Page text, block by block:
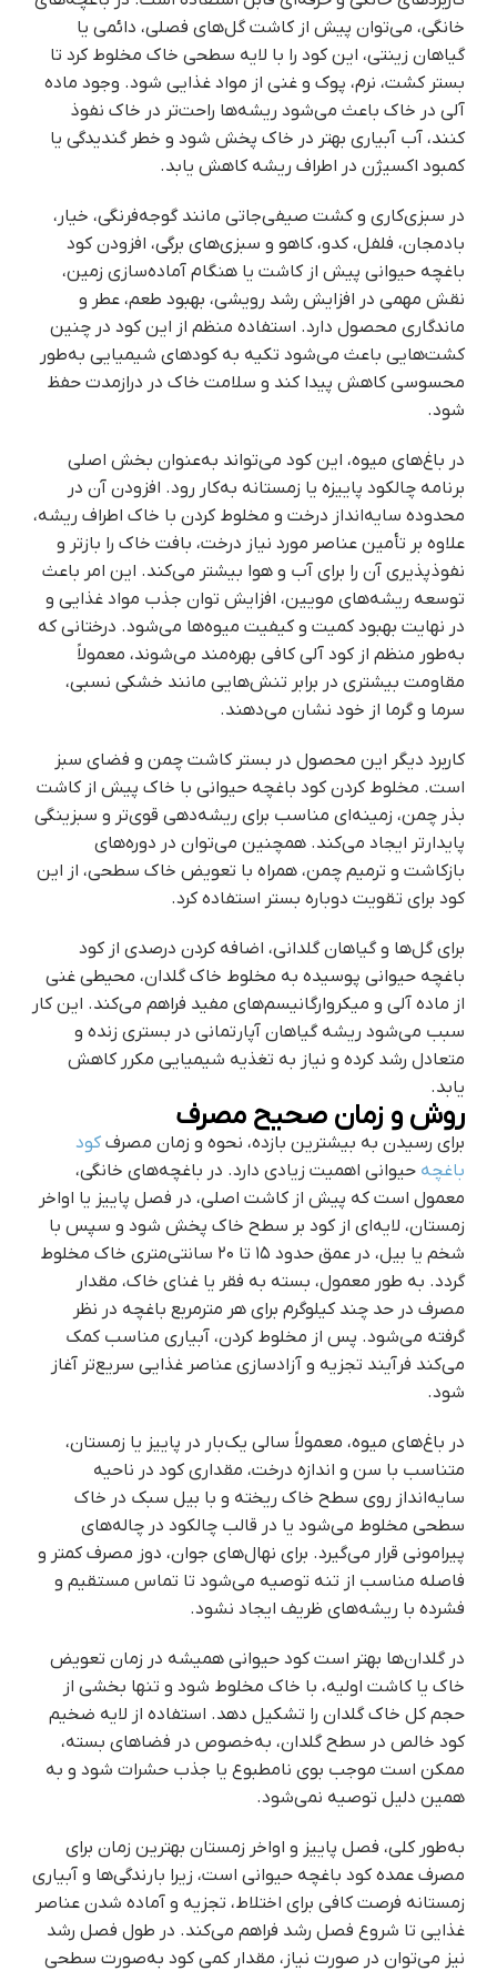
خانگی، می‌توان پیش از کاشت گل‌های فصلی، دائمی یا
گیاهان زینتی، این کود را با لایه سطحی خاک مخلوط کرد تا
بستر کشت، نرم، پوک و غنی از مواد غذایی شود. وجود ماده
آلی در خاک باعث می‌شود ریشه‌ها راحت‌تر در خاک نفوذ
کنند، آب آبیاری بهتر در خاک پخش شود و خطر گندیدگی یا
کمبود اکسیژن در اطراف ریشه کاهش یابد.
در سبزی‌کاری و کشت صیفی‌جاتی مانند گوجه‌فرنگی، خیار،
بادمجان، فلفل، کدو، کاهو و سبزی‌های برگی، افزودن کود
باغچه حیوانی پیش از کاشت یا هنگام آماده‌سازی زمین،
نقش مهمی در افزایش رشد رویشی، بهبود طعم، عطر و
ماندگاری محصول دارد. استفاده منظم از این کود در چنین
کشت‌هایی باعث می‌شود تکیه به کودهای شیمیایی به‌طور
محسوسی کاهش پیدا کند و سلامت خاک در درازمدت حفظ
شود.
در باغ‌های میوه، این کود می‌تواند به‌عنوان بخش اصلی
برنامه چالکود پاییزه یا زمستانه به‌کار رود. افزودن آن در
محدوده سایه‌انداز درخت و مخلوط کردن با خاک اطراف ریشه،
علاوه بر تأمین عناصر مورد نیاز درخت، بافت خاک را بازتر و
نفوذپذیری آن را برای آب و هوا بیشتر می‌کند. این امر باعث
توسعه ریشه‌های مویین، افزایش توان جذب مواد غذایی و
در نهایت بهبود کمیت و کیفیت میوه‌ها می‌شود. درختانی که
به‌طور منظم از کود آلی کافی بهره‌مند می‌شوند، معمولاً
مقاومت بیشتری در برابر تنش‌هایی مانند خشکی نسبی،
سرما و گرما از خود نشان می‌دهند.
کاربرد دیگر این محصول در بستر کاشت چمن و فضای سبز
است. مخلوط کردن کود باغچه حیوانی با خاک پیش از کاشت
بذر چمن، زمینه‌ای مناسب برای ریشه‌دهی قوی‌تر و سبزینگی
پایدارتر ایجاد می‌کند. همچنین می‌توان در دوره‌های
بازکاشت و ترمیم چمن، همراه با تعویض خاک سطحی، از این
کود برای تقویت دوباره بستر استفاده کرد.
برای گل‌ها و گیاهان گلدانی، اضافه کردن درصدی از کود
باغچه حیوانی پوسیده به مخلوط خاک گلدان، محیطی غنی
از ماده آلی و میکروارگانیسم‌های مفید فراهم می‌کند. این کار
سبب می‌شود ریشه گیاهان آپارتمانی در بستری زنده و
متعادل رشد کرده و نیاز به تغذیه شیمیایی مکرر کاهش
یابد.
روش و زمان صحیح مصرف
برای رسیدن به بیشترین بازده، نحوه و زمان مصرف کود
باغچه حیوانی اهمیت زیادی دارد. در باغچه‌های خانگی،
معمول است که پیش از کاشت اصلی، در فصل پاییز یا اواخر
زمستان، لایه‌ای از کود بر سطح خاک پخش شود و سپس با
شخم یا بیل، در عمق حدود ۱۵ تا ۲۰ سانتی‌متری خاک مخلوط
گردد. به طور معمول، بسته به فقر یا غنای خاک، مقدار
مصرف در حد چند کیلوگرم برای هر مترمربع باغچه در نظر
گرفته می‌شود. پس از مخلوط کردن، آبیاری مناسب کمک
می‌کند فرآیند تجزیه و آزادسازی عناصر غذایی سریع‌تر آغاز
شود.
در باغ‌های میوه، معمولاً سالی یک‌بار در پاییز یا زمستان،
متناسب با سن و اندازه درخت، مقداری کود در ناحیه
سایه‌انداز روی سطح خاک ریخته و با بیل سبک در خاک
سطحی مخلوط می‌شود یا در قالب چالکود در چاله‌های
پیرامونی قرار می‌گیرد. برای نهال‌های جوان، دوز مصرف کمتر و
فاصله مناسب از تنه توصیه می‌شود تا تماس مستقیم و
فشرده با ریشه‌های ظریف ایجاد نشود.
در گلدان‌ها بهتر است کود حیوانی همیشه در زمان تعویض
خاک یا کاشت اولیه، با خاک مخلوط شود و تنها بخشی از
حجم کل خاک گلدان را تشکیل دهد. استفاده از لایه ضخیم
کود خالص در سطح گلدان، به‌خصوص در فضاهای بسته،
ممکن است موجب بوی نامطبوع یا جذب حشرات شود و به
همین دلیل توصیه نمی‌شود.
به‌طور کلی، فصل پاییز و اواخر زمستان بهترین زمان برای
مصرف عمده کود باغچه حیوانی است، زیرا بارندگی‌ها و آبیاری
زمستانه فرصت کافی برای اختلاط، تجزیه و آماده شدن عناصر
غذایی تا شروع فصل رشد فراهم می‌کند. در طول فصل رشد
نیز می‌توان در صورت نیاز، مقدار کمی کود به‌صورت سطحی